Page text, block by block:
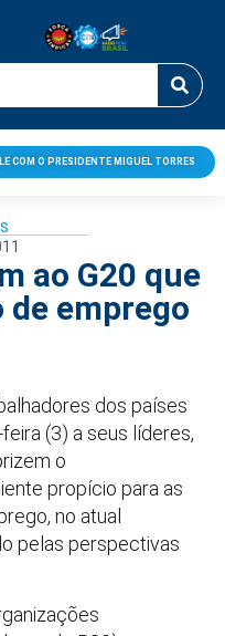
COM O PRESIDENTE MIGUEL TORRES
ao G20 que
emprego
dos países
(3) a seus líderes,
o
propício para as
no atual
pelas perspectivas